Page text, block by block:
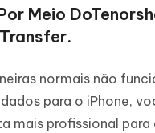
Meio
normais não
para o iPhone,
mais profissional